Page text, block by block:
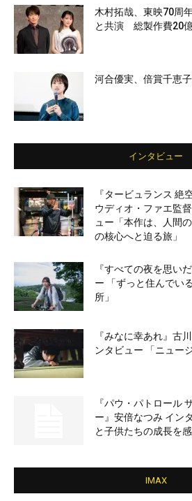
木村拓哉、東映70周
と共演 総製作費20
河合優実、倍賞千恵
インタビュー
『タービュランス 絶
ウディオ・ファエ監
ュー「本作は、人間
の核心へと迫る旅」
『すべての夜を思い
ー 「ずっと住んでい
所」
『みなに幸あれ』古
ンタビュー 「ニュー
『パウ・パトロール
ー』安倍なつみ イン
と子供たちの成長を感
IMAX